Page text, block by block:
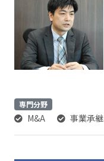
専門分野
M&A 事業承継